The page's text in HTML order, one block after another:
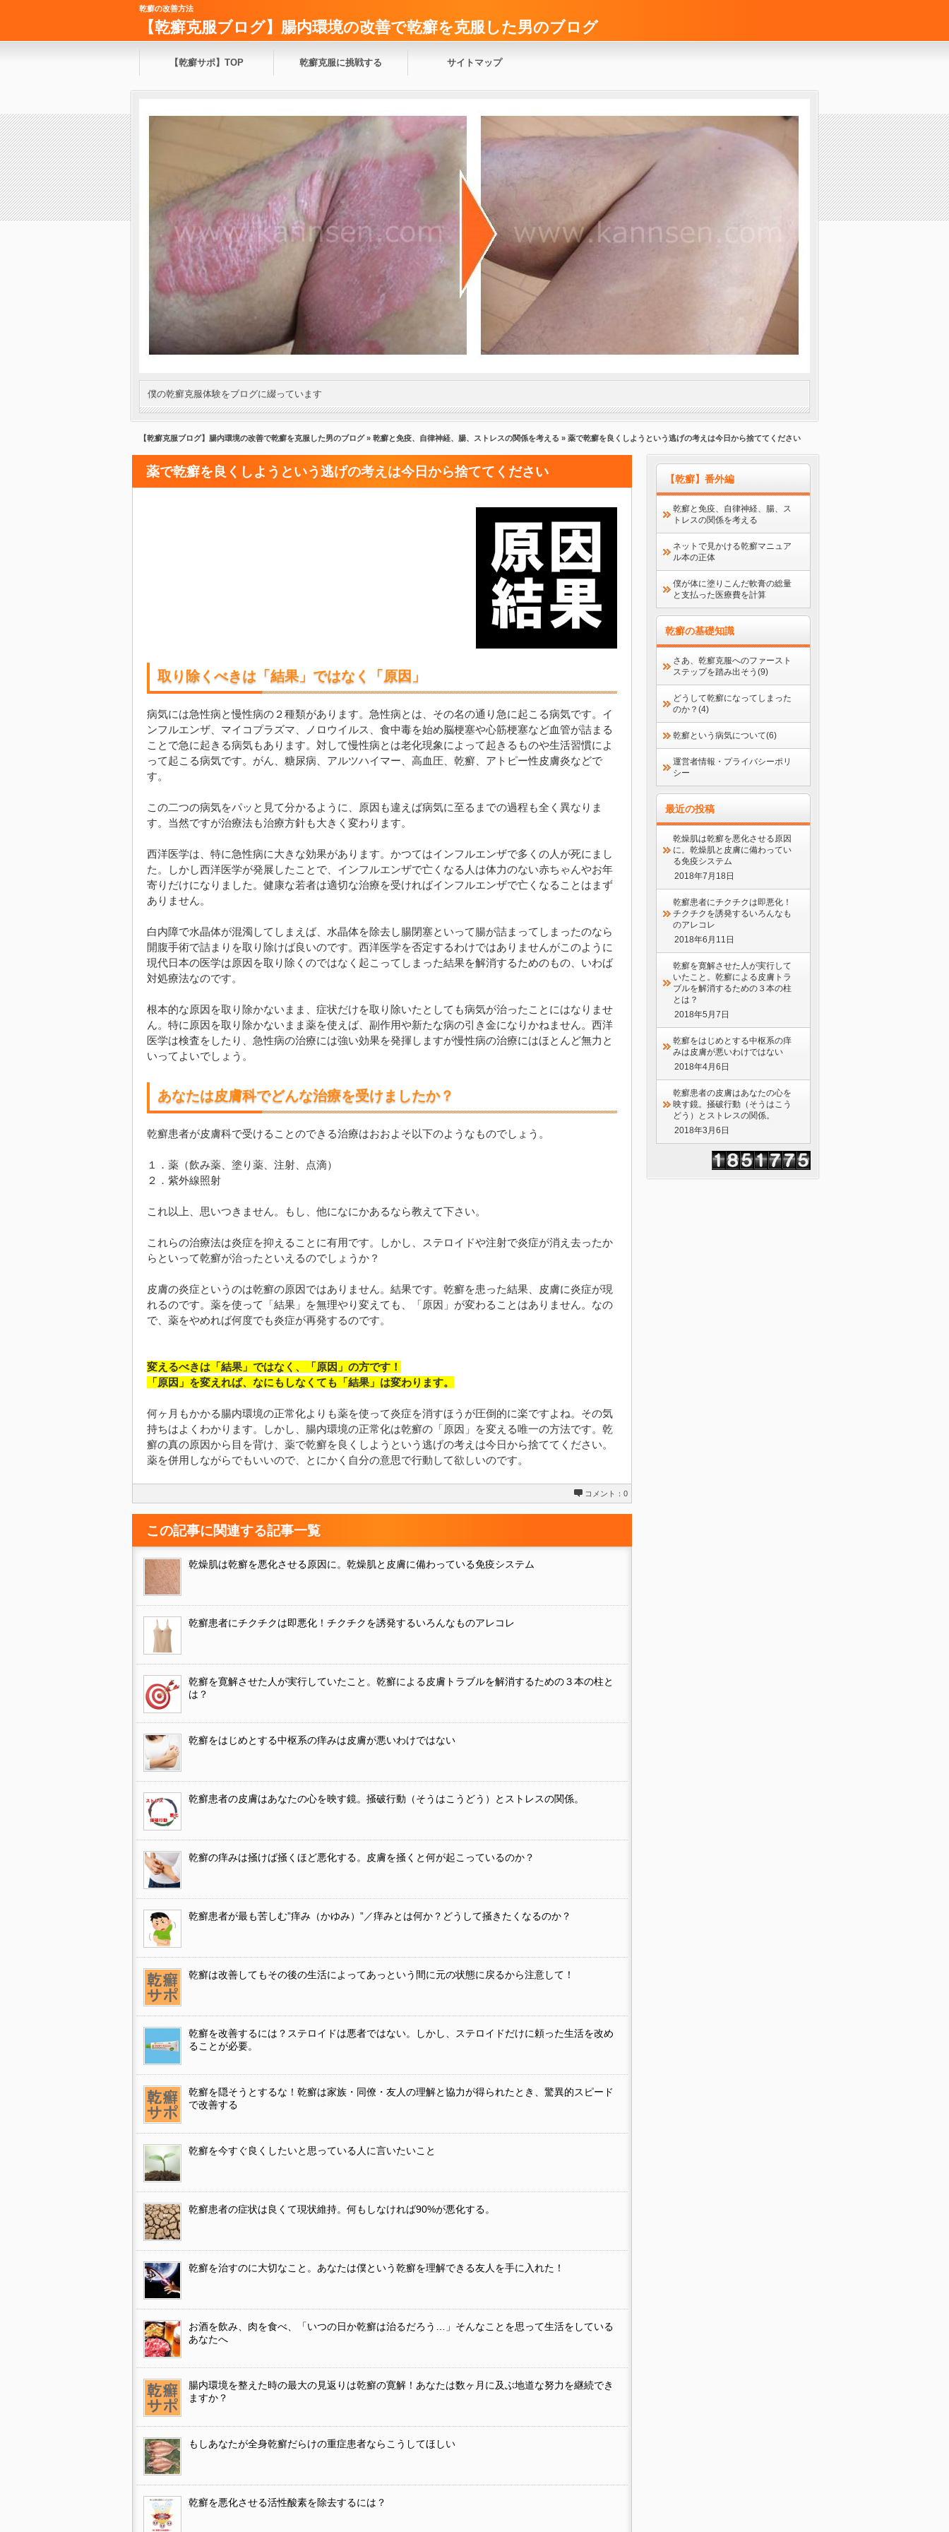
乾癬の改善方法
【乾癬克服ブログ】腸内環境の改善で乾癬を克服した男のブログ
【乾癬サポ】TOP 乾癬克服に挑戦する サイトマップ
僕の乾癬克服体験をブログに綴っています
【乾癬克服ブログ】腸内環境の改善で乾癬を克服した男のブログ» 乾癬と免疫、自律神経、腸、ストレスの関係を考える » 薬で乾癬を良くしようという逃げの考えは今日から捨ててください
薬で乾癬を良くしようという逃げの考えは今日から捨ててください
取り除くべきは「結果」ではなく「原因」
病気には急性病と慢性病の２種類があります。急性病とは、その名の通り急に起こる病気です。イ
ンフルエンザ、マイコプラズマ、ノロウイルス、食中毒を始め脳梗塞や心筋梗塞など血管が詰まる
ことで急に起きる病気もあります。対して慢性病とは老化現象によって起きるものや生活習慣によ
って起こる病気です。がん、糖尿病、アルツハイマー、高血圧、乾癬、アトピー性皮膚炎などで
す。
この二つの病気をパッと見て分かるように、原因も違えば病気に至るまでの過程も全く異なりま
す。当然ですが治療法も治療方針も大きく変わります。
西洋医学は、特に急性病に大きな効果があります。かつてはインフルエンザで多くの人が死にまし
た。しかし西洋医学が発展したことで、インフルエンザで亡くなる人は体力のない赤ちゃんやお年
寄りだけになりました。健康な若者は適切な治療を受ければインフルエンザで亡くなることはまず
ありません。
白内障で水晶体が混濁してしまえば、水晶体を除去し腸閉塞といって腸が詰まってしまったのなら
開腹手術で詰まりを取り除けば良いのです。西洋医学を否定するわけではありませんがこのように
現代日本の医学は原因を取り除くのではなく起こってしまった結果を解消するためのもの、いわば
対処療法なのです。
根本的な原因を取り除かないまま、症状だけを取り除いたとしても病気が治ったことにはなりませ
ん。特に原因を取り除かないまま薬を使えば、副作用や新たな病の引き金になりかねません。西洋
医学は検査をしたり、急性病の治療には強い効果を発揮しますが慢性病の治療にはほとんど無力と
いってよいでしょう。
あなたは皮膚科でどんな治療を受けましたか？
乾癬患者が皮膚科で受けることのできる治療はおおよそ以下のようなものでしょう。
１．薬（飲み薬、塗り薬、注射、点滴）
２．紫外線照射
これ以上、思いつきません。もし、他になにかあるなら教えて下さい。
これらの治療法は炎症を抑えることに有用です。しかし、ステロイドや注射で炎症が消え去ったか
らといって乾癬が治ったといえるのでしょうか？
皮膚の炎症というのは乾癬の原因ではありません。結果です。乾癬を患った結果、皮膚に炎症が現
れるのです。薬を使って「結果」を無理やり変えても、「原因」が変わることはありません。なの
で、薬をやめれば何度でも炎症が再発するのです。
変えるべきは「結果」ではなく、「原因」の方です！
「原因」を変えれば、なにもしなくても「結果」は変わります。
何ヶ月もかかる腸内環境の正常化よりも薬を使って炎症を消すほうが圧倒的に楽ですよね。その気
持ちはよくわかります。しかし、腸内環境の正常化は乾癬の「原因」を変える唯一の方法です。乾
癬の真の原因から目を背け、薬で乾癬を良くしようという逃げの考えは今日から捨ててください。
薬を併用しながらでもいいので、とにかく自分の意思で行動して欲しいのです。
コメント：0
この記事に関連する記事一覧
乾燥肌は乾癬を悪化させる原因に。乾燥肌と皮膚に備わっている免疫システム
乾癬患者にチクチクは即悪化！チクチクを誘発するいろんなものアレコレ
乾癬を寛解させた人が実行していたこと。乾癬による皮膚トラブルを解消するための３本の柱と
は？
乾癬をはじめとする中枢系の痒みは皮膚が悪いわけではない
乾癬患者の皮膚はあなたの心を映す鏡。掻破行動（そうはこうどう）とストレスの関係。
乾癬の痒みは掻けば掻くほど悪化する。皮膚を掻くと何が起こっているのか？
乾癬患者が最も苦しむ”痒み（かゆみ）”／痒みとは何か？どうして掻きたくなるのか？
乾癬は改善してもその後の生活によってあっという間に元の状態に戻るから注意して！
乾癬を改善するには？ステロイドは悪者ではない。しかし、ステロイドだけに頼った生活を改め
ることが必要。
乾癬を隠そうとするな！乾癬は家族・同僚・友人の理解と協力が得られたとき、驚異的スピード
で改善する
乾癬を今すぐ良くしたいと思っている人に言いたいこと
乾癬患者の症状は良くて現状維持。何もしなければ90%が悪化する。
乾癬を治すのに大切なこと。あなたは僕という乾癬を理解できる友人を手に入れた！
お酒を飲み、肉を食べ、「いつの日か乾癬は治るだろう…」そんなことを思って生活をしている
あなたへ
腸内環境を整えた時の最大の見返りは乾癬の寛解！あなたは数ヶ月に及ぶ地道な努力を継続でき
ますか？
もしあなたが全身乾癬だらけの重症患者ならこうしてほしい
乾癬を悪化させる活性酸素を除去するには？
【乾癬】番外編
乾癬と免疫、自律神経、腸、ス
トレスの関係を考える
ネットで見かける乾癬マニュア
ル本の正体
僕が体に塗りこんだ軟膏の総量
と支払った医療費を計算
乾癬の基礎知識
さあ、乾癬克服へのファースト
ステップを踏み出そう(9)
どうして乾癬になってしまった
のか？(4)
乾癬という病気について(6)
運営者情報・プライバシーポリ
シー
最近の投稿
乾燥肌は乾癬を悪化させる原因
に。乾燥肌と皮膚に備わってい
る免疫システム
2018年7月18日
乾癬患者にチクチクは即悪化！
チクチクを誘発するいろんなも
のアレコレ
2018年6月11日
乾癬を寛解させた人が実行して
いたこと。乾癬による皮膚トラ
ブルを解消するための３本の柱
とは？
2018年5月7日
乾癬をはじめとする中枢系の痒
みは皮膚が悪いわけではない
2018年4月6日
乾癬患者の皮膚はあなたの心を
映す鏡。掻破行動（そうはこう
どう）とストレスの関係。
2018年3月6日